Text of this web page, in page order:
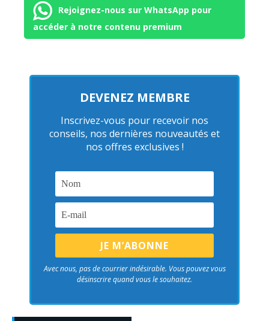
Rejoignez-nous sur WhatsApp pour
accéder à notre contenu premium
DEVENEZ MEMBRE
Inscrivez-vous pour recevoir nos
conseils, nos dernières nouveautés et
nos offres exclusives !
Avec nous, pas de courrier indésirable. Vous pouvez vous
désinscrire quand vous le souhaitez.